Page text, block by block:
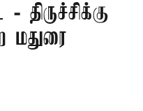
திருச்சிக்கு
மதுரை